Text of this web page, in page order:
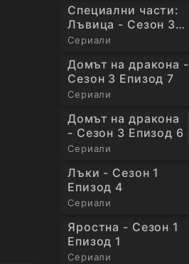
Специални части:
Лъвица - Сезон 3
Епизод 1
Сериали
Домът на дракона -
Сезон 3 Епизод 7
Сериали
Домът на дракона
- Сезон 3 Епизод 6
Сериали
Лъки - Сезон 1
Епизод 4
Сериали
Яростна - Сезон 1
Епизод 1
Сериали